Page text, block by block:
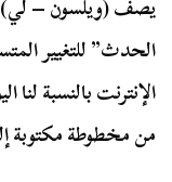
يصف (ويلسون – لي)
الحدث” للتغيير
الإنترنت بالنسبة
من مخطوطة مكتوبة